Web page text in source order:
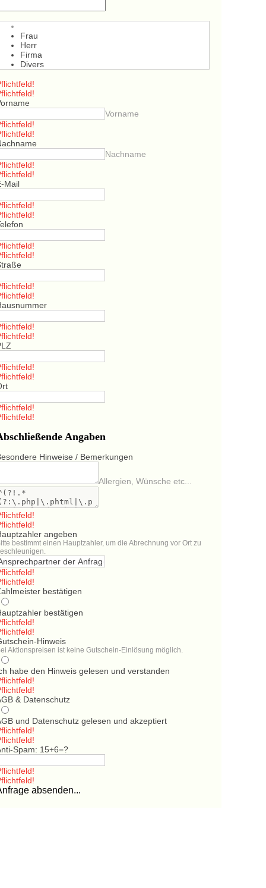
Frau
Herr
Firma
Divers
Vorname
Nachname
Mail
Angaben
Hinweise / Bemerkungen
Allergien, Wünsche etc...
angeben
bestimmt einen Hauptzahler, um die Abrechnung vor Ort zu
bestätigen
bestätigen
Hinweis
Aktionspreisen ist keine Gutschein-Einlösung möglich.
habe den Hinweis gelesen und verstanden
& Datenschutz
und Datenschutz gelesen und akzeptiert
Spam: 15+6=?
absenden...